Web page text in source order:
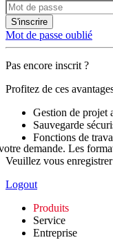
S'inscrire
Mot de passe oublié
Pas encore inscrit ?
Profitez de ces
Gestion de projet
Sauvegarde
Fonctions de
Veuillez vous enregistrer
Logout
Produits
Service
Entreprise
demande. Les